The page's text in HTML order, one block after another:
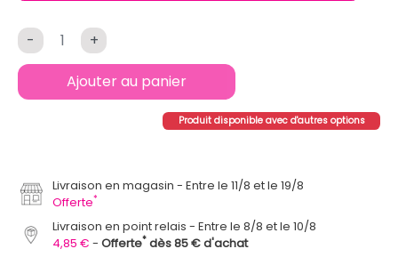
- +
Ajouter au panier
Produit disponible avec d'autres options
Livraison en magasin
Entre le 11/8 et le 19/8
Offerte*
Livraison en point relais
Entre le 8/8 et le 10/8
4,85 €
Offerte* dès 85 € d'achat